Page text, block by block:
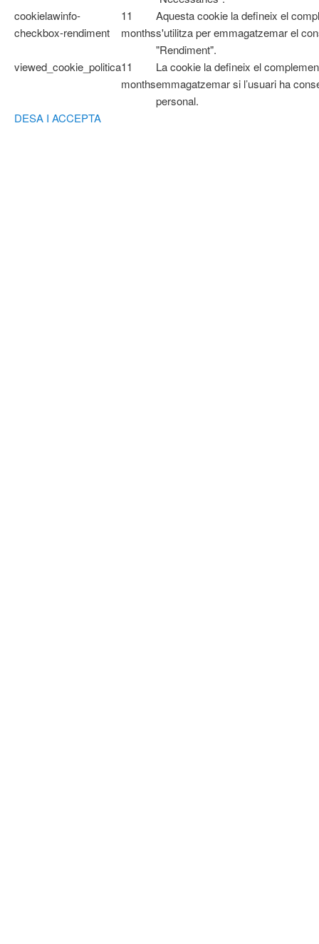
cookielawinfo-
checkbox-rendiment
11
months
Aquesta cookie la defineix el
s'utilitza per emmagatzemar el
"Rendiment".
viewed_cookie_politica11
months
La cookie la defineix el
emmagatzemar si l’usuari ha
personal.
DESA I ACCEPTA